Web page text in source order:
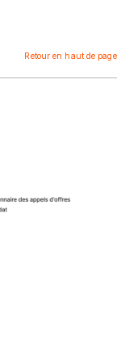
Retour en haut de page